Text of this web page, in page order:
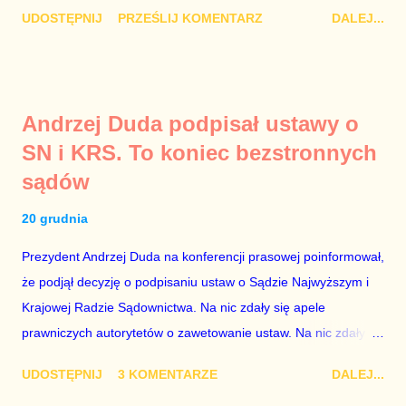
polityków PO na ten temat. Pokazanie kilkunastu przypadków
PiS, a następnie uzyskują stanowiska w spółkach Skarbu
Państwa ze względu na to, że partia PiS obsadziła zarządy
tych spółek i wymienia profesjonalistów na kadry partyjne.
które zawsze może się zdarzyć, a polegającym na tym, że
osoba z kwalifikacjami wpłaca na partię polityczną, a następnie
obejmuje prace w spółce, która jest zarządzana pośrednio
przez ta partię. Przeciwnie. Przedstawienie pierwszej gr...
UDOSTĘPNIJ PRZEŚLIJ KOMENTARZ DALEJ...
Andrzej Duda podpisał ustawy o
SN i KRS. To koniec bezstronnych
sądów
20 grudnia
Prezydent Andrzej Duda na konferencji prasowej poinformował,
że podjął decyzję o podpisaniu ustaw o Sądzie Najwyższym i
Krajowej Radzie Sądownictwa. Na nic zdały się apele
prawniczych autorytetów o zawetowanie ustaw. Na nic zdały
ostatecznie zniszczy niezależność sądów od woli polityków. To
UDOSTĘPNIJ 3 KOMENTARZE DALEJ...